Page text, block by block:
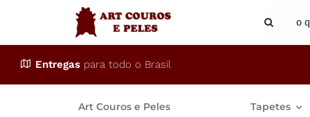
conteúdo
Buscar
Entregas para todo o Brasil
Art Couros e Peles Tapetes